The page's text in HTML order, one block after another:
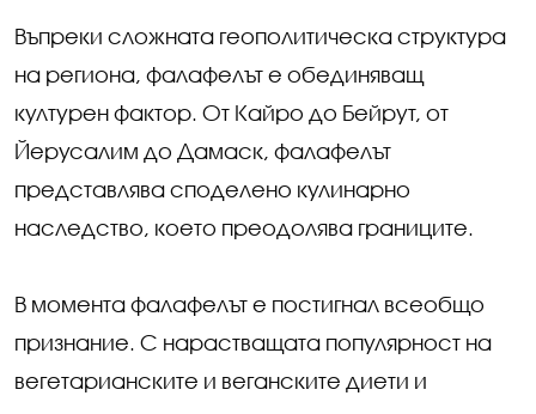
Въпреки сложната геополитическа структура
на региона, фалафелът е обединяващ
културен фактор. От Кайро до Бейрут, от
Йерусалим до Дамаск, фалафелът
представлява споделено кулинарно
наследство, което преодолява границите.
В момента фалафелът е постигнал всеобщо
признание. С нарастващата популярност на
вегетарианските и веганските диети и